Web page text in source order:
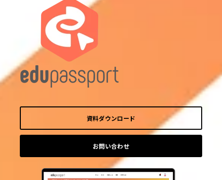
資料ダウンロード
お問い合わせ